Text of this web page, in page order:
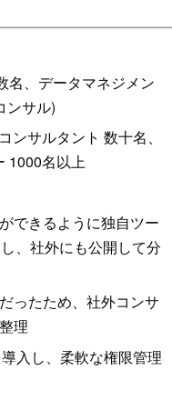
名、データマネジメン
ンサル)
サルタント 数十名、
1000名以上
できるように独自ツー
、社外にも公開して分
ったため、社外コンサ
理
入し、柔軟な権限管理